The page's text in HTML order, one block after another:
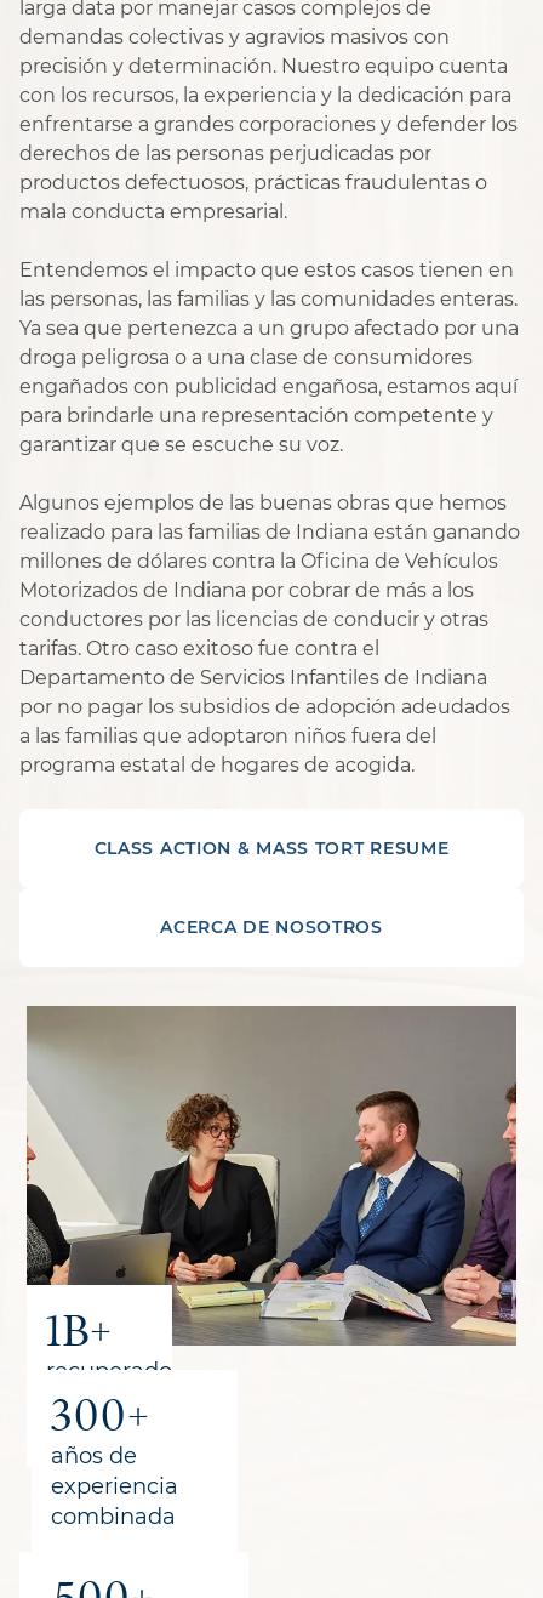
1B+
recuperado
para los
clientes
300+
años de
experiencia
combinada
larga data por manejar casos complejos de
demandas colectivas y agravios masivos con
precisión y determinación. Nuestro equipo cuenta
con los recursos, la experiencia y la dedicación para
enfrentarse a grandes corporaciones y defender los
derechos de las personas perjudicadas por
productos defectuosos, prácticas fraudulentas o
mala conducta empresarial.
Entendemos el impacto que estos casos tienen en
las personas, las familias y las comunidades enteras.
Ya sea que pertenezca a un grupo afectado por una
droga peligrosa o a una clase de consumidores
engañados con publicidad engañosa, estamos aquí
para brindarle una representación competente y
garantizar que se escuche su voz.
Algunos ejemplos de las buenas obras que hemos
realizado para las familias de Indiana están ganando
millones de dólares contra la Oficina de Vehículos
Motorizados de Indiana por cobrar de más a los
conductores por las licencias de conducir y otras
tarifas. Otro caso exitoso fue contra el
Departamento de Servicios Infantiles de Indiana
por no pagar los subsidios de adopción adeudados
a las familias que adoptaron niños fuera del
programa estatal de hogares de acogida.
CLASS ACTION & MASS TORT RESUME
ACERCA DE NOSOTROS